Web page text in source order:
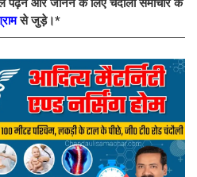
पढ़ने और जानने के लिए चंदौली समाचार के
से जुड़े।*